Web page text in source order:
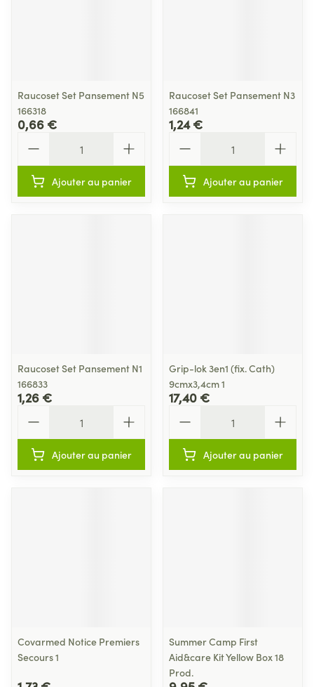
Raucoset Set Pansement N5
166318
0,66 €
Ajouter au panier
Raucoset Set Pansement N3
166841
1,24 €
Ajouter au panier
Raucoset Set Pansement N1
166833
1,26 €
Ajouter au panier
Grip-lok 3en1 (fix. Cath)
9cmx3,4cm 1
17,40 €
Ajouter au panier
Covarmed Notice Premiers
Secours 1
Summer Camp First
Aid&care Kit Yellow Box 18
Prod.